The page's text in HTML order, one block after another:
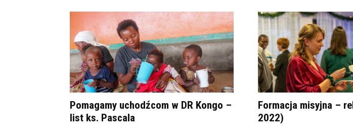
Pomagamy uchodźcom w DR Kongo –
list ks. Pascala
Formacja misyjna –
2022)